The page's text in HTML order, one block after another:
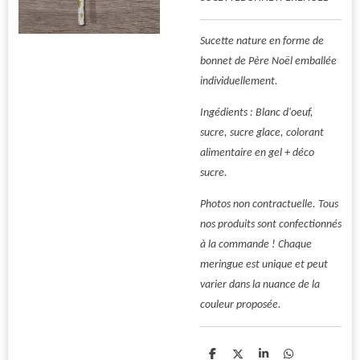
Sucette nature en forme de
bonnet de Père Noël emballée
individuellement.
Ingédients : Blanc d'oeuf,
sucre, sucre glace, colorant
alimentaire en gel + déco
sucre.
Photos non contractuelle. Tous
nos produits sont confectionnés
à la commande ! Chaque
meringue est unique et peut
varier dans la nuance de la
couleur proposée.